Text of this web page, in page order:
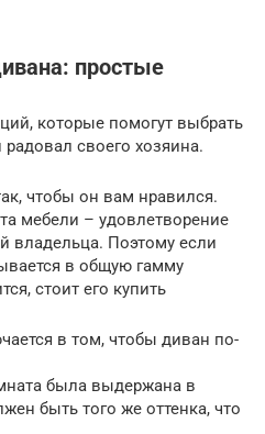
простые
которые помогут выбрать
своего хозяина.
чтобы он вам нравился.
мебели – удовлетворение
владельца. Поэтому если
в общую гамму
стоит его купить
в том, чтобы диван по-
была выдержана в
быть того же оттенка, что